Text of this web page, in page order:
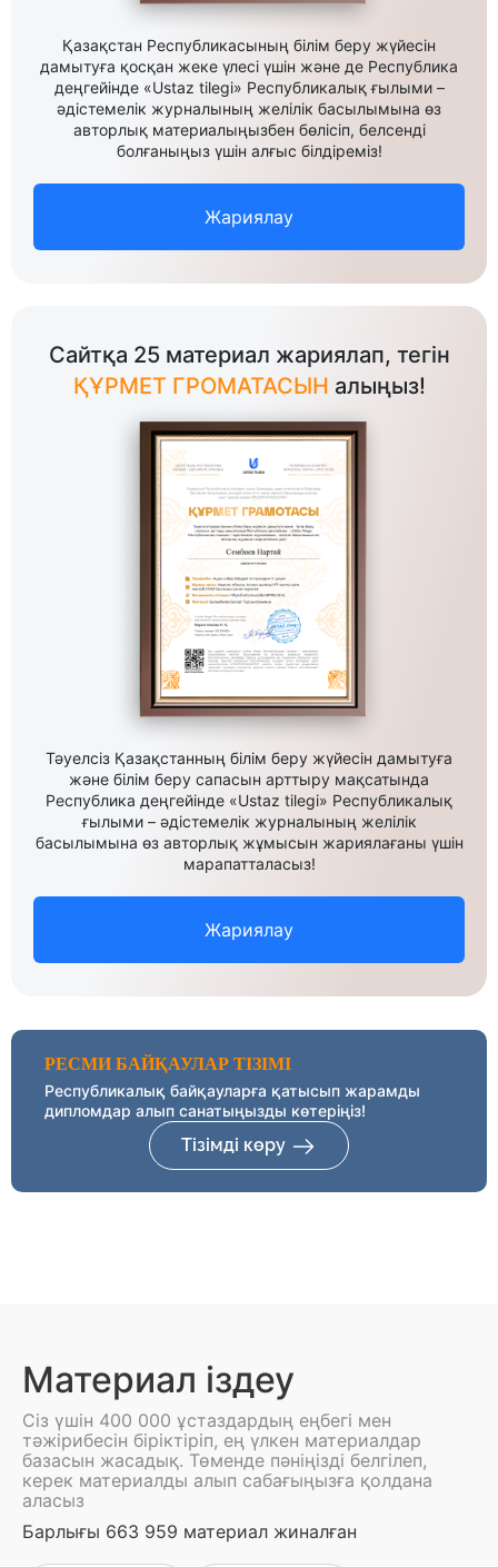
Қазақстан Республикасының білім беру жүйесін
дамытуға қосқан жеке үлесі үшін және де Республика
деңгейінде «Ustaz tilegi» Республикалық ғылыми –
әдістемелік журналының желілік басылымына өз
авторлық материалыңызбен бөлісіп, белсенді
болғаныңыз үшін алғыс білдіреміз!
Жариялау
Сайтқа 25 материал жариялап, тегін
ҚҰРМЕТ ГРОМАТАСЫН алыңыз!
Тәуелсіз Қазақстанның білім беру жүйесін дамытуға
және білім беру сапасын арттыру мақсатында
Республика деңгейінде «Ustaz tilegi» Республикалық
ғылыми – әдістемелік журналының желілік
басылымына өз авторлық жұмысын жариялағаны үшін
марапатталасыз!
Жариялау
РЕСМИ БАЙҚАУЛАР ТІЗІМІ
Республикалық байқауларға қатысып жарамды
дипломдар алып санатыңызды көтеріңіз!
Тізімді көру
Материал іздеу
Сіз үшін 400 000 ұстаздардың еңбегі мен
тәжірибесін біріктіріп, ең үлкен материалдар
базасын жасадық. Төменде пәніңізді белгілеп,
керек материалды алып сабағыңызға қолдана
аласыз
Барлығы 663 959 материал жиналған